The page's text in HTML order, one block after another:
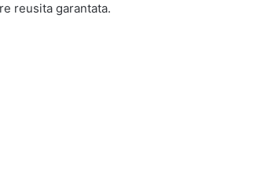
reusita garantata.